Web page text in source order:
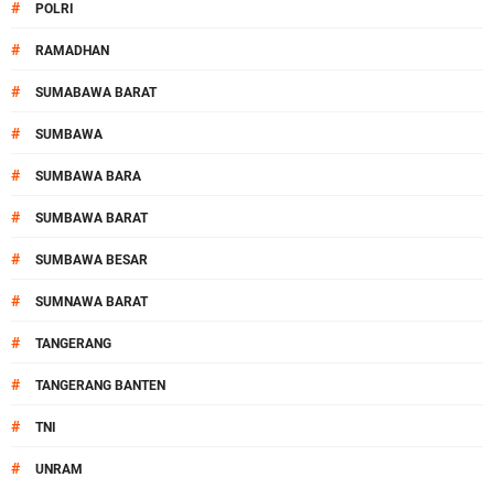
# POLRI
# RAMADHAN
# SUMABAWA BARAT
# SUMBAWA
# SUMBAWA BARA
# SUMBAWA BARAT
# SUMBAWA BESAR
# SUMNAWA BARAT
# TANGERANG
# TANGERANG BANTEN
# TNI
# UNRAM